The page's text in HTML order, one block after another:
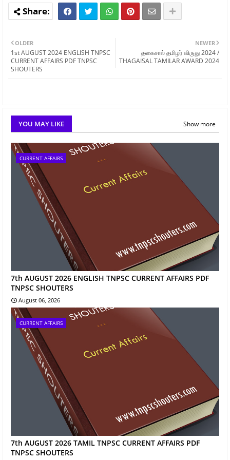
NEWER
தகைசால் தமிழர் விருது 2024 /
THAGAISAL TAMILAR AWARD 2024
OLDER
1st AUGUST 2024 ENGLISH TNPSC
CURRENT AFFAIRS PDF TNPSC
SHOUTERS
YOU MAY LIKE Show more
CURRENT AFFAIRS
7th AUGUST 2026 ENGLISH TNPSC CURRENT AFFAIRS PDF
TNPSC SHOUTERS
August 06, 2026
CURRENT AFFAIRS
7th AUGUST 2026 TAMIL TNPSC CURRENT AFFAIRS PDF
TNPSC SHOUTERS